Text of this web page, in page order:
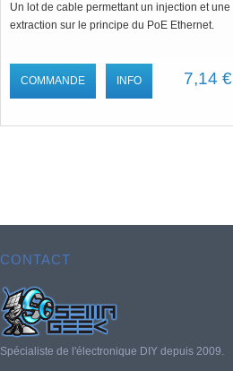
Un lot de cable permettant un injection et une
extraction sur le principe du PoE Ethernet.
7,14 €
COMMANDE INFO
CONTACT
Spécialiste de l'électronique DIY depuis 2009.